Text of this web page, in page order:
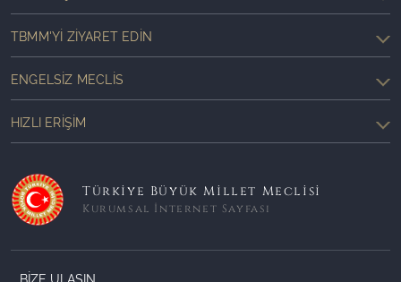
TBMM'YI ZIYARET EDIN
ENGELSIZ MECLIS
HIZLI ERIŞIM
Türkiye Büyük Millet Meclisi
Kurumsal İnternet Sayfası
BİZE ULAŞIN